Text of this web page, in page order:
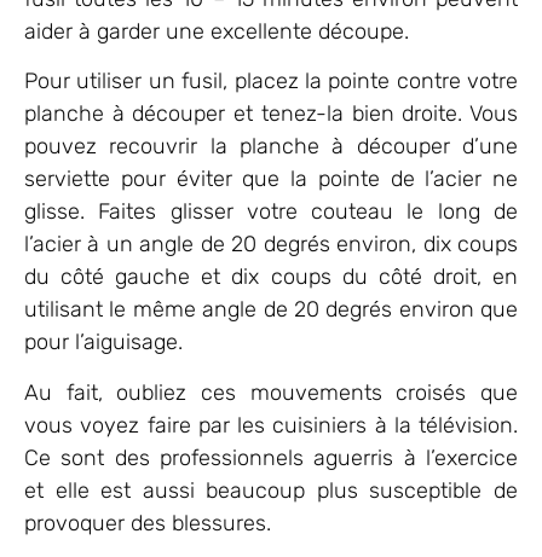
aider à garder une excellente découpe.
Pour utiliser un fusil, placez la pointe contre votre
planche à découper et tenez-la bien droite. Vous
pouvez recouvrir la planche à découper d’une
serviette pour éviter que la pointe de l’acier ne
glisse. Faites glisser votre couteau le long de
l’acier à un angle de 20 degrés environ, dix coups
du côté gauche et dix coups du côté droit, en
utilisant le même angle de 20 degrés environ que
pour l’aiguisage.
Au fait, oubliez ces mouvements croisés que
vous voyez faire par les cuisiniers à la télévision.
Ce sont des professionnels aguerris à l’exercice
et elle est aussi beaucoup plus susceptible de
provoquer des blessures.